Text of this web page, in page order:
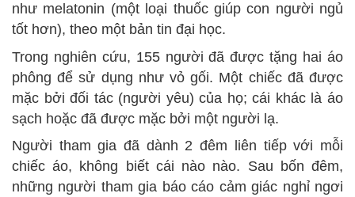
như melatonin (một loại thuốc giúp con người ngủ
tốt hơn), theo một bản tin đại học.
Trong nghiên cứu, 155 người đã được tặng hai áo
phông để sử dụng như vỏ gối. Một chiếc đã được
mặc bởi đối tác (người yêu) của họ; cái khác là áo
sạch hoặc đã được mặc bởi một người lạ.
Người tham gia đã dành 2 đêm liên tiếp với mỗi
chiếc áo, không biết cái nào nào. Sau bốn đêm,
những người tham gia báo cáo cảm giác nghỉ ngơi